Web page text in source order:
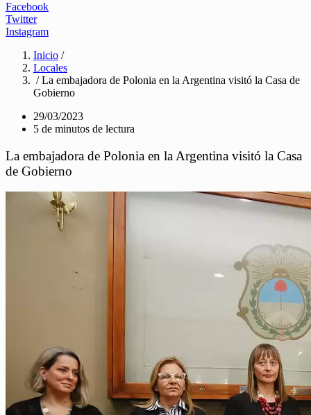
Facebook
Twitter
Instagram
Inicio /
Locales
/ La embajadora de Polonia en la Argentina visitó la Casa de
Gobierno
29/03/2023
5 de minutos de lectura
La embajadora de Polonia en la Argentina visitó la Casa
de Gobierno